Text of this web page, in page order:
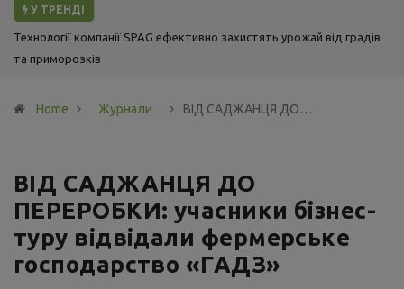
У ТРЕНДІ
Технології компанії SPAG ефективно захистять урожай від градів
та приморозків
Home Журнали ВІД САДЖАНЦЯ ДО…
ВІД САДЖАНЦЯ ДО
ПЕРЕРОБКИ: учасники бізнес-
туру відвідали фермерське
господарство «ГАДЗ»